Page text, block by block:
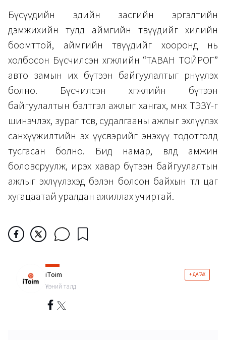
Бүсүүдийн эдийн засгийн эргэлтийн
дэмжихийн тулд аймгийн төвүүдийг хилийн
боомттой, аймгийн төвүүдийг хооронд нь
холбосон Бүсчилсэн хөгжлийн “ТАВАН ТОЙРОГ”
авто замын их бүтээн байгуулалтыг өрнүүлэх
болно. Бүсчилсэн хөгжлийн бүтээн
байгуулалтын бэлтгэл ажлыг хангах, өмнөх ТЭЗҮ-г
шинэчлэх, зураг төсөв, судалгааны ажлыг эхлүүлэх
санхүүжилтийн эх үүсвэрийг энэхүү тодотголд
тусгасан болно. Бид намар, өвөлдөө амжин
боловсруулж, ирэх хавар бүтээн байгуулалтын
ажлыг эхлүүлэхэд бэлэн болсон байхын төлөө цаг
хугацаатай уралдан ажиллах учиртай.
iToim + ДАГАХ
Үнэний талд